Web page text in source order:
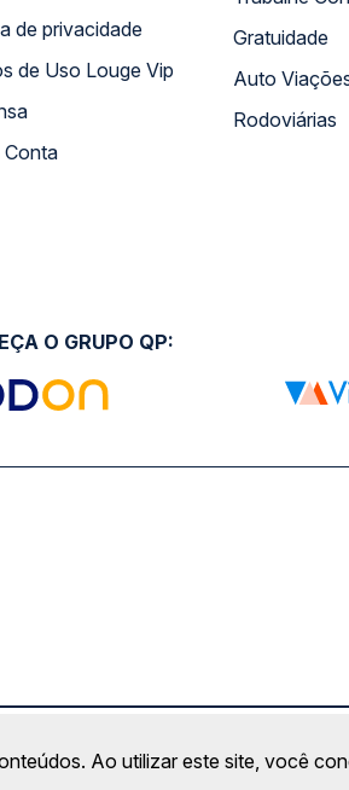
Política de privacidade
Termos de Uso Louge Vip
Minha Conta
Gratuidade
Auto
Rodoviárias
O GRUPO QP:
- SP | CEP: 06453-038 |
Ao utilizar este site, você